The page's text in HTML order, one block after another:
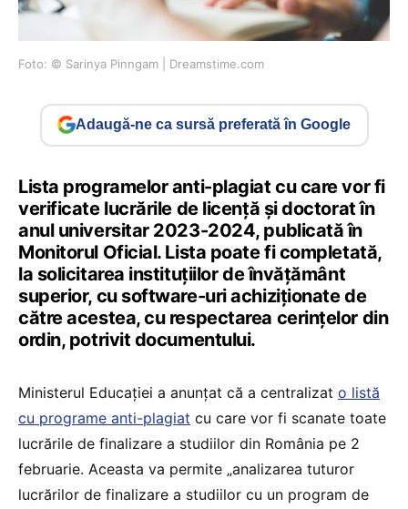
Foto: © Sarinya Pinngam | Dreamstime.com
Adaugă-ne ca sursă preferată în Google
Lista programelor anti-plagiat cu care vor fi
verificate lucrările de licență și doctorat în
anul universitar 2023-2024, publicată în
Monitorul Oficial. Lista poate fi completată,
la solicitarea instituțiilor de învățământ
superior, cu software-uri achiziționate de
către acestea, cu respectarea cerințelor din
ordin, potrivit documentului.
Ministerul Educației a anunțat că a centralizat o listă
cu programe anti-plagiat cu care vor fi scanate toate
lucrările de finalizare a studiilor din România pe 2
februarie. Aceasta va permite „analizarea tuturor
lucrărilor de finalizare a studiilor cu un program de